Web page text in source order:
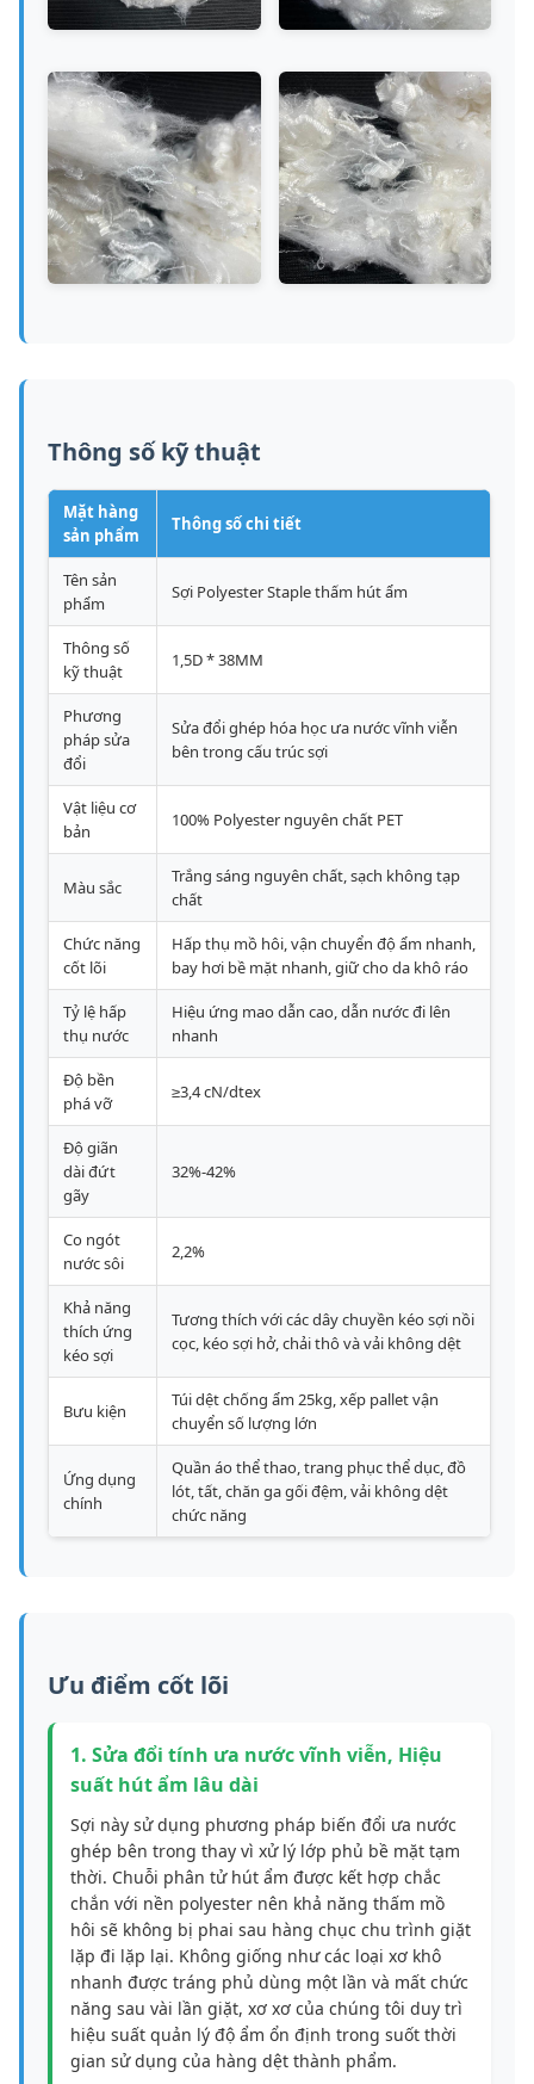
Thông số kỹ thuật
Mặt hàng
sản phẩm
Thông số chi tiết
Tên sản
phẩm
Sợi Polyester Staple thấm hút ẩm
Thông số
kỹ thuật
1,5D * 38MM
Phương
pháp sửa
đổi
Sửa đổi ghép hóa học ưa nước vĩnh viễn
bên trong cấu trúc sợi
Vật liệu cơ
bản
100% Polyester nguyên chất PET
Màu sắc
Trắng sáng nguyên chất, sạch không tạp
chất
Chức năng
cốt lõi
Hấp thụ mồ hôi, vận chuyển độ ẩm nhanh,
bay hơi bề mặt nhanh, giữ cho da khô ráo
Tỷ lệ hấp
thụ nước
Hiệu ứng mao dẫn cao, dẫn nước đi lên
nhanh
Độ bền
phá vỡ
≥3,4 cN/dtex
Độ giãn
dài đứt
gãy
32%-42%
Co ngót
nước sôi
2,2%
Khả năng
thích ứng
kéo sợi
Tương thích với các dây chuyền kéo sợi nồi
cọc, kéo sợi hở, chải thô và vải không dệt
Bưu kiện
Túi dệt chống ẩm 25kg, xếp pallet vận
chuyển số lượng lớn
Ứng dụng
chính
Quần áo thể thao, trang phục thể dục, đồ
lót, tất, chăn ga gối đệm, vải không dệt
chức năng
Ưu điểm cốt lõi
1. Sửa đổi tính ưa nước vĩnh viễn, Hiệu
suất hút ẩm lâu dài
Sợi này sử dụng phương pháp biến đổi ưa nước
ghép bên trong thay vì xử lý lớp phủ bề mặt tạm
thời. Chuỗi phân tử hút ẩm được kết hợp chắc
chắn với nền polyester nên khả năng thấm mồ
hôi sẽ không bị phai sau hàng chục chu trình giặt
lặp đi lặp lại. Không giống như các loại xơ khô
nhanh được tráng phủ dùng một lần và mất chức
năng sau vài lần giặt, xơ xơ của chúng tôi duy trì
hiệu suất quản lý độ ẩm ổn định trong suốt thời
gian sử dụng của hàng dệt thành phẩm.